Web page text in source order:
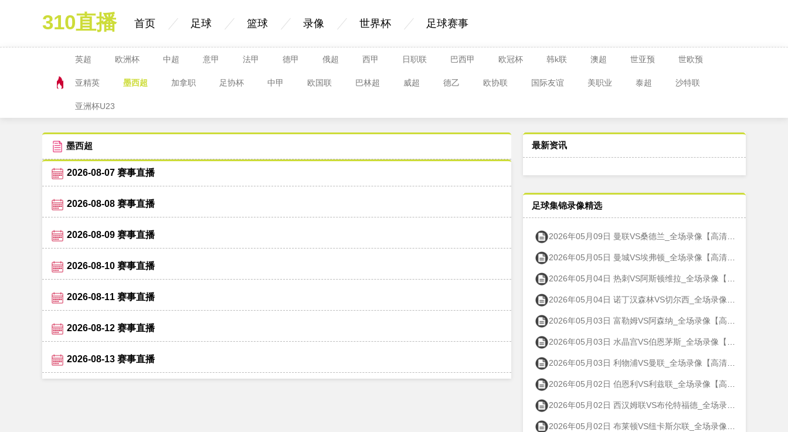
310直播 首页 足球 篮球 录像 世界杯 足球赛事
英超 欧洲杯 中超 意甲 法甲 德甲 俄超 西甲 日职联 巴西甲 欧冠杯 韩k联 澳超 世亚预 世欧预
亚精英 墨西超 加拿职 足协杯 中甲 欧国联 巴林超 威超 德乙 欧协联 国际友谊 美职业 泰超 沙特联
亚洲杯U23
墨西超
2026-08-07 赛事直播
2026-08-08 赛事直播
2026-08-09 赛事直播
2026-08-10 赛事直播
2026-08-11 赛事直播
2026-08-12 赛事直播
2026-08-13 赛事直播
最新资讯
足球集锦录像精选
2026年05月09日 曼联VS桑德兰_全场录像【高清回放】
2026年05月05日 曼城VS埃弗顿_全场录像【高清回放】
2026年05月04日 热刺VS阿斯顿维拉_全场录像【高清回放】
2026年05月04日 诺丁汉森林VS切尔西_全场录像【高清回放】
2026年05月03日 富勒姆VS阿森纳_全场录像【高清回放】
2026年05月03日 水晶宫VS伯恩茅斯_全场录像【高清回放】
2026年05月03日 利物浦VS曼联_全场录像【高清回放】
2026年05月02日 伯恩利VS利兹联_全场录像【高清回放】
2026年05月02日 西汉姆联VS布伦特福德_全场录像【高清回放】
2026年05月02日 布莱顿VS纽卡斯尔联_全场录像【高清回放】